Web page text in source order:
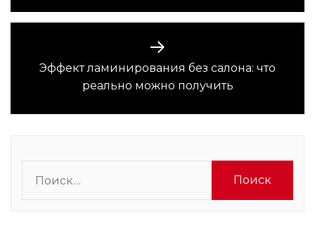
Следующая
запись:
Эффект ламинирования без салона: что
реально можно получить